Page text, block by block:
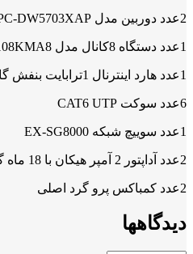
2عدد دوربین مدل HK-IPC-DW5703XAP
1عدد دستگاه 8کانال مدل HK-NR-8108KMA8
1عدد هارد اینترنال 1ترابایت بنفش گارانتی 12ماهه شرکتی
6عدد سوکت CAT6 UTP
1عدد سوییچ شبکه EX-SG8000
2عدد آداپتور 2 آمپر هیکان با 18 ماه گارانتی تعویض
2عدد کمباکس پرو گرد اصلی
دیدگاهها